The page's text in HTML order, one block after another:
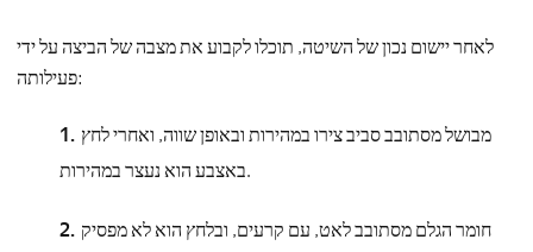
לאחר יישום נכון של השיטה, תוכלו לקבוע את מצבה של הביצה על ידי
פעילותה:
מבושל מסתובב סביב צירו במהירות ובאופן שווה, ואחרי לחץ
באצבע הוא נעצר במהירות.
חומר הגלם מסתובב לאט, עם קרעים, ובלחץ הוא לא מפסיק